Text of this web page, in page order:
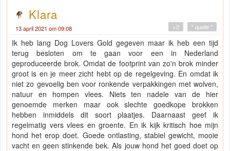
Klara
13 april 2021 om 09:08 " quote "
+2
Ik heb lang Dog Lovers Gold gegeven maar ik heb een tijd
terug besloten om te gaan voor een in Nederland
geproduceerde brok. Omdat de footprint van zo'n brok minder
groot is en je meer zicht hebt op de regelgeving. En omdat ik
niet zo gevoelig ben voor ronkende verpakkingen met wolven,
natuur en hompen vlees. Niets ten nadele van de hier
genoemde merken maar ook slechte goedkope brokken
hebben inmiddels dit soort plaatjes. Daarnaast geef ik
regelmatig vers vlees en groente. En ik kijk kritisch hoe mijn
hond het erop doet. Goede ontlasting, stabiel gewicht, mooie
vacht en geen stinkende bek. Als jouw hond het goed doet op